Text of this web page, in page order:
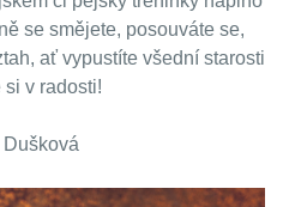
se smějete, posouváte se,
ať vypustíte všední starosti
si v radosti!
Dušková